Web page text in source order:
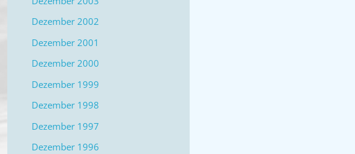
Dezember 2002
Dezember 2001
Dezember 2000
Dezember 1999
Dezember 1998
Dezember 1997
Dezember 1996